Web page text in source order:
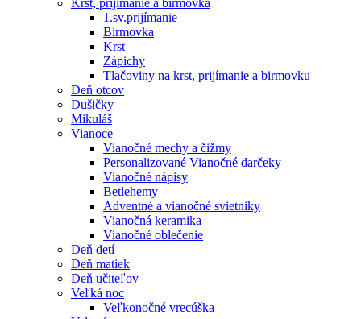
Krst, prijímanie a birmovka
1.sv.prijímanie
Birmovka
Krst
Zápichy
Tlačoviny na krst, prijímanie a birmovku
Deň otcov
Dušičky
Mikuláš
Vianoce
Vianočné mechy a čižmy
Personalizované Vianočné darčeky
Vianočné nápisy
Betlehemy
Adventné a vianočné svietniky
Vianočná keramika
Vianočné oblečenie
Deň detí
Deň matiek
Deň učiteľov
Veľká noc
Veľkonočné vrecúška